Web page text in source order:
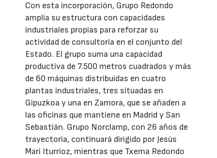
Con esta incorporación, Grupo Redondo
amplía su estructura con capacidades
industriales propias para reforzar su
actividad de consultoría en el conjunto del
Estado. El grupo suma una capacidad
productiva de 7.500 metros cuadrados y más
de 60 máquinas distribuidas en cuatro
plantas industriales, tres situadas en
Gipuzkoa y una en Zamora, que se añaden a
las oficinas que mantiene en Madrid y San
Sebastián. Grupo Norclamp, con 26 años de
trayectoria, continuará dirigido por Jesús
Mari Iturrioz, mientras que Txema Redondo